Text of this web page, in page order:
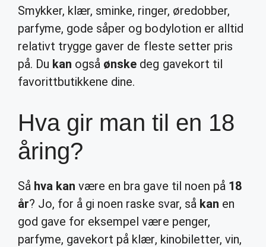
Smykker, klær, sminke, ringer, øredobber,
parfyme, gode såper og bodylotion er alltid
relativt trygge gaver de fleste setter pris
på. Du kan også ønske deg gavekort til
favorittbutikkene dine.
Hva gir man til en 18
åring?
Så hva kan være en bra gave til noen på 18
år? Jo, for å gi noen raske svar, så kan en
god gave for eksempel være penger,
parfyme, gavekort på klær, kinobiletter, vin,